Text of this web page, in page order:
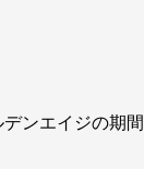
ンエイジの期